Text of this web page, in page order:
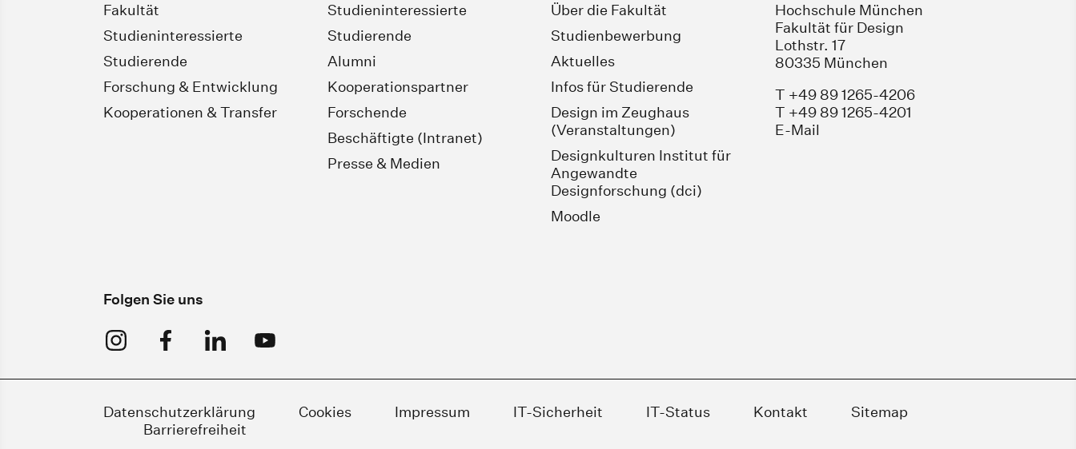
Fakultät
Studieninteressierte
Studierende
Forschung & Entwicklung
Kooperationen & Transfer
Studieninteressierte
Studierende
Alumni
Kooperationspartner
Forschende
Beschäftigte (Intranet)
Presse & Medien
Über die Fakultät
Studienbewerbung
Aktuelles
Infos für Studierende
Design im Zeughaus
(Veranstaltungen)
Designkulturen Institut für
Angewandte
Designforschung (dci)
Moodle
Hochschule München
Fakultät für Design
Lothstr. 17
80335 München
T +49 89 1265-4206
T +49 89 1265-4201
E-Mail
Folgen Sie uns
Datenschutzerklärung Cookies Impressum IT-Sicherheit IT-Status Kontakt
Sitemap
Barrierefreiheit